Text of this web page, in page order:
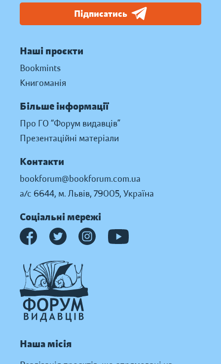
Підписатись
Наші проєкти
Bookmints
Книгоманія
Більше інформації
Про ГО “Форум видавців”
Презентаційні матеріали
Контакти
bookforum@bookforum.com.ua
а/с 6644, м. Львів, 79005, Україна
Соціальні мережі
Наша місія